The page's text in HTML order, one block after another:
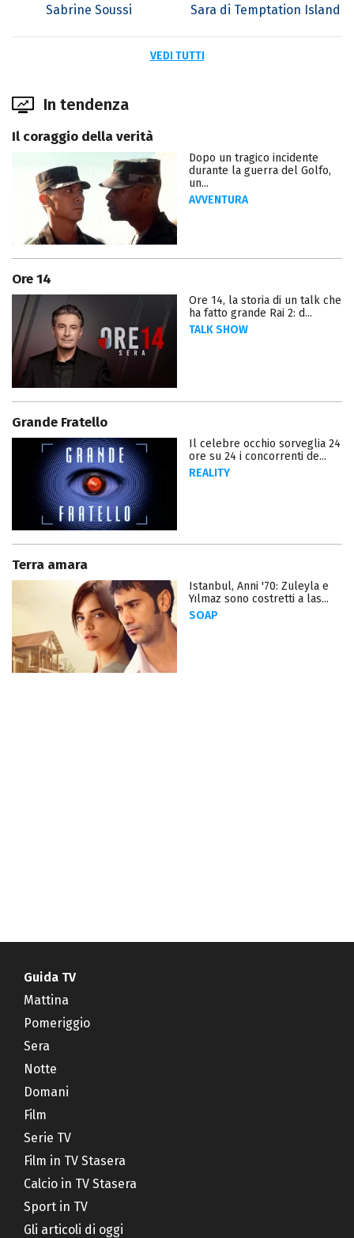
Sabrine Soussi Sara di Temptation Island
VEDI TUTTI
In tendenza
Il coraggio della verità
Dopo un tragico incidente
durante la guerra del Golfo,
un...
AVVENTURA
Ore 14
Ore 14, la storia di un talk che
ha fatto grande Rai 2: d...
TALK SHOW
Grande Fratello
Il celebre occhio sorveglia 24
ore su 24 i concorrenti de...
REALITY
Terra amara
Istanbul, Anni '70: Zuleyla e
Yılmaz sono costretti a las...
SOAP
Guida TV
Mattina
Pomeriggio
Sera
Notte
Domani
Film
Serie TV
Film in TV Stasera
Calcio in TV Stasera
Sport in TV
Gli articoli di oggi